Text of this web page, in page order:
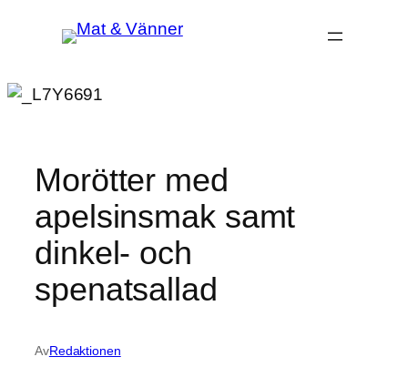
Morötter med
apelsinsmak samt
dinkel- och
spenatsallad
AvRedaktionen